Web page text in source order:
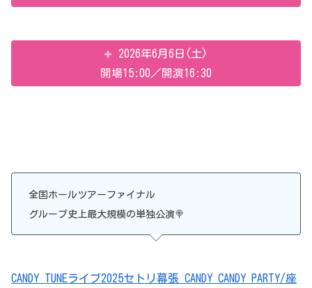
2026年6月6日(土)
開場15:00／開演16:30
全国ホールツアーファイナル
グループ史上最大規模の単独公演🍭
CANDY TUNEライブ2025セトリ幕張 CANDY CANDY PARTY/座